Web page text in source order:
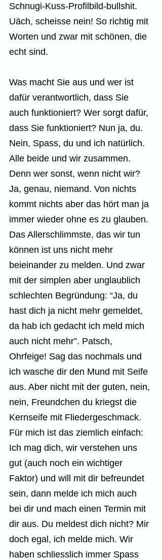
Schnugi-Kuss-Profilbild-bullshit.
Uäch, scheisse nein! So richtig mit
Worten und zwar mit schönen, die
echt sind.
Was macht Sie aus und wer ist
dafür verantwortlich, dass Sie
auch funktioniert? Wer sorgt dafür,
dass Sie funktioniert? Nun ja, du.
Nein, Spass, du und ich natürlich.
Alle beide und wir zusammen.
Denn wer sonst, wenn nicht wir?
Ja, genau, niemand. Von nichts
kommt nichts aber das hört man ja
immer wieder ohne es zu glauben.
Das Allerschlimmste, das wir tun
können ist uns nicht mehr
beieinander zu melden. Und zwar
mit der simplen aber unglaublich
schlechten Begründung: “Ja, du
hast dich ja nicht mehr gemeldet,
da hab ich gedacht ich meld mich
auch nicht mehr”. Patsch,
Ohrfeige! Sag das nochmals und
ich wasche dir den Mund mit Seife
aus. Aber nicht mit der guten, nein,
nein, Freundchen du kriegst die
Kernseife mit Fliedergeschmack.
Für mich ist das ziemlich einfach:
Ich mag dich, wir verstehen uns
gut (auch noch ein wichtiger
Faktor) und will mit dir befreundet
sein, dann melde ich mich auch
bei dir und mach einen Termin mit
dir aus. Du meldest dich nicht? Mir
doch egal, ich melde mich. Wir
haben schliesslich immer Spass